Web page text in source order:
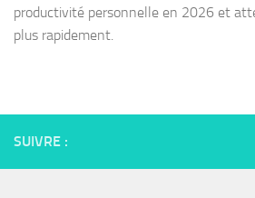
productivité personnelle en 2026 et
plus rapidement.
SUIVRE :